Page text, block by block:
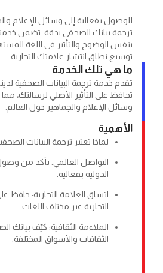
تلك الخدمة
ترجمة البيانات الصحفية لدينا ترجمات
على التأثير الأصلي لرسالتك، مما يساعدك
الإعلام والجماهير حول العالم.
لماذا تعتبر ترجمة البيانات الصحفية مهمة؟
التواصل العالمي: تأكد من وصول رسالتك إلى
الدولية بفعالية.
اتساق العلامة التجارية: حافظ على صوت
التجارية عبر مختلف اللغات.
الملاءمة الثقافية: كيّف بيانك الصحفي
الثقافات والأسواق المختلفة.
بفعالية إلى وسائل الإعلام والجماهير
بيانك الصحفي بدقة. تضمن خدمتنا أن يتم نقل
والتأثير في اللغة المستهدفة، مما
نطاق انتشار علامتك التجارية.